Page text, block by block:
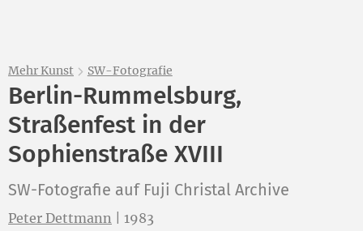
Mehr Kunst SW-Fotografie
Berlin-Rummelsburg,
Straßenfest in der
Sophienstraße XVIII
SW-Fotografie auf Fuji Christal Archive
Peter Dettmann 1983